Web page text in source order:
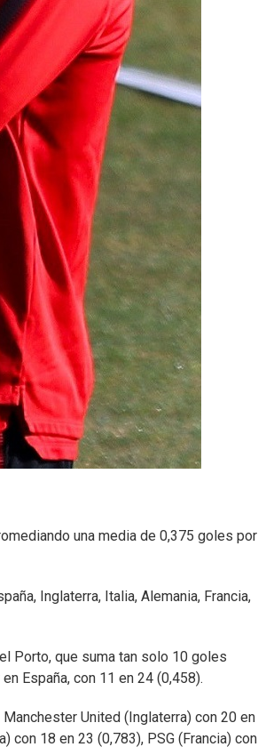
una media de 0,375 goles por
Inglaterra, Italia, Alemania, Francia,
Porto, que suma tan solo 10 goles
España, con 11 en 24 (0,458).
United (Inglaterra) con 20 en
con 18 en 23 (0,783), PSG (Francia) con